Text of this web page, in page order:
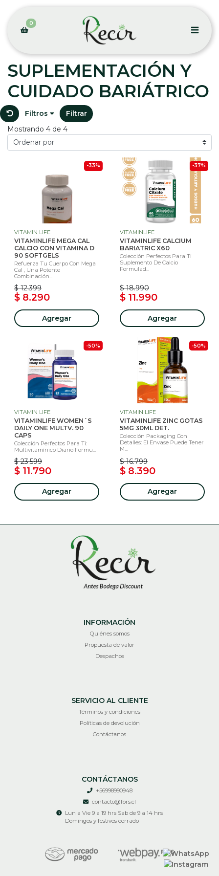
0
SUPLEMENTACIÓN Y
CUIDADO BARIÁTRICO
Filtros
Filtrar
Mostrando 4 de 4
-33%
VITAMIN LIFE
VITAMINLIFE MEGA CAL
CALCIO CON VITAMINA D
90 SOFTGELS
Refuerza Tu Cuerpo Con Mega
Cal , Una Potente
Combinación...
$ 12.399
$ 8.290
Agregar
-37%
VITAMINLIFE
VITAMINLIFE CALCIUM
BARIATRIC X60
Colección Perfectos Para Ti
Suplemento De Calcio
Formulad...
$ 18.990
$ 11.990
Agregar
-50%
VITAMIN LIFE
VITAMINLIFE WOMEN´S
DAILY ONE MULTV. 90
CAPS
Colección Perfectos Para Ti:
Multivitamínico Diario Formu...
$ 23.599
$ 11.790
Agregar
-50%
VITAMIN LIFE
VITAMINLIFE ZINC GOTAS
5MG 30ML DET.
Colección Packaging Con
Detalles: El Envase Puede Tener
M...
$ 16.799
$ 8.390
Agregar
INFORMACIÓN
Quiénes somos
Propuesta de valor
Despachos
SERVICIO AL CLIENTE
Términos y condiciones
Políticas de devolución
Contáctanos
CONTÁCTANOS
+56998990948
contacto@fors.cl
Lun a Vie 9 a 19 hrs Sab de 9 a 14 hrs
Domingos y festivos cerrado